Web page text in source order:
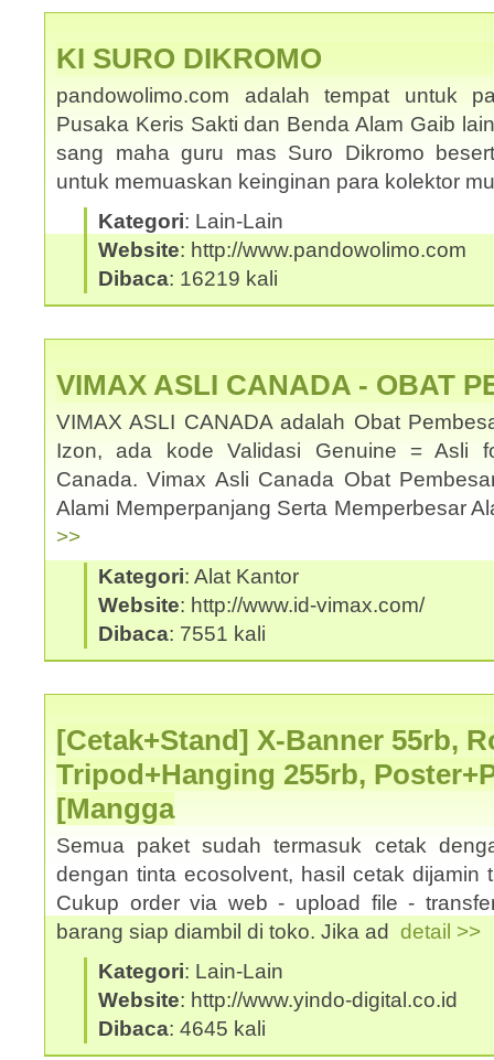
KI SURO DIKROMO
pandowolimo.com adalah tempat untuk
Pusaka Keris Sakti dan Benda Alam Gaib
sang maha guru mas Suro Dikromo
untuk memuaskan keinginan para kolektor
Kategori: Lain-Lain
Website: http://www.pandowolimo.com
Dibaca: 16219 kali
VIMAX ASLI CANADA - OBAT
VIMAX ASLI CANADA adalah Obat
Izon, ada kode Validasi Genuine = Asli
Canada. Vimax Asli Canada Obat
Alami Memperpanjang Serta Memperbesar
>>
Kategori: Alat Kantor
Website: http://www.id-vimax.com/
Dibaca: 7551 kali
[Cetak+Stand] X-Banner 55rb,
Tripod+Hanging 255rb,
[Mangga
Semua paket sudah termasuk cetak
dengan tinta ecosolvent, hasil cetak dijamin
Cukup order via web - upload file -
barang siap diambil di toko. Jika ad detail >>
Kategori: Lain-Lain
Website: http://www.yindo-digital.co.id
Dibaca: 4645 kali